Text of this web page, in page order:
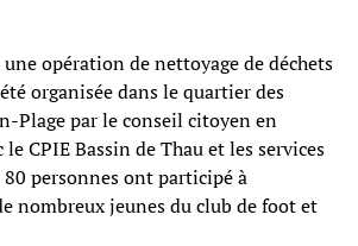
opération de nettoyage de déchets
organisée dans le quartier des
Plage par le conseil citoyen en
CPIE Bassin de Thau et les services
personnes ont participé à
nombreux jeunes du club de foot et